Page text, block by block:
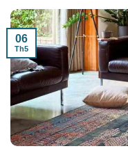
06
Th5